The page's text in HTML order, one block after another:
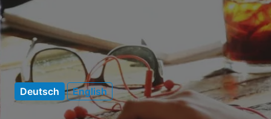
Deutsch English